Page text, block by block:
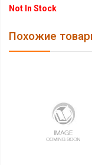
Not In Stock
Похожие